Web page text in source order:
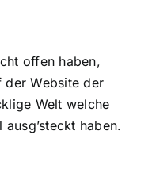
offen haben,
der Website der
Welt welche
haben.